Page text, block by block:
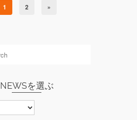
1 2 »
NEWSを選ぶ